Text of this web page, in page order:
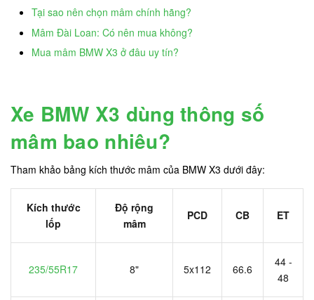
Tại sao nên chọn mâm chính hãng?
Mâm Đài Loan: Có nên mua không?
Mua mâm BMW X3 ở đâu uy tín?
Xe BMW X3 dùng thông số
mâm bao nhiêu?
Tham khảo bảng kích thước mâm của BMW X3 dưới đây:
Kích thước
lốp
Độ rộng
mâm
PCD CB ET
235/55R17 8" 5x112 66.6
44 -
48